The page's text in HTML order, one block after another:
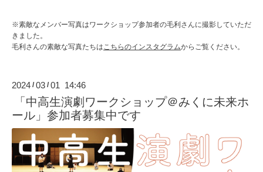
※素敵なメンバー写真はワークショップ参加者の毛利さんに撮影していただ
きました。
毛利さんの素敵な写真たちは こちらのインスタグラムからご覧ください。
2024 /03 /01 14:46
「中高生演劇ワークショップ＠みくに未来ホ
ール」参加者募集中です